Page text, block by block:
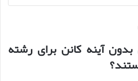
بدون آینه کانن برای رشته